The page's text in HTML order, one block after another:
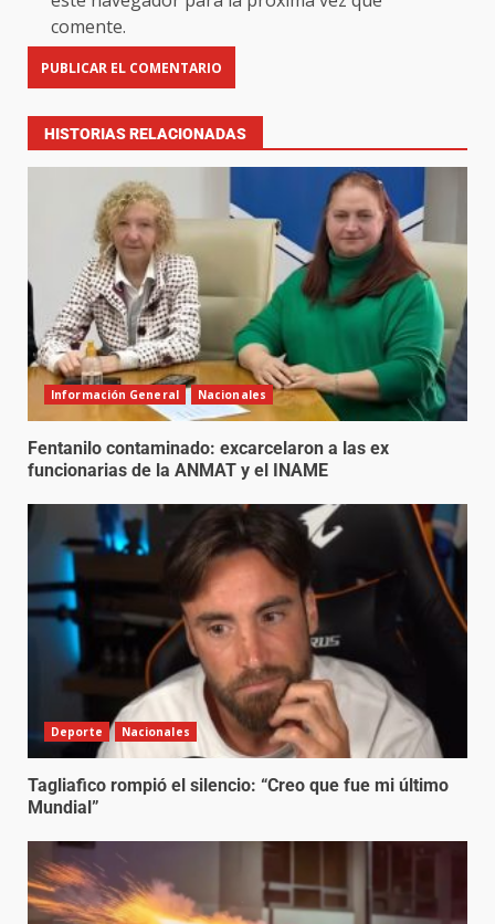
comente.
HISTORIAS RELACIONADAS
Información General Nacionales
Fentanilo contaminado: excarcelaron a las ex
funcionarias de la ANMAT y el INAME
Deporte Nacionales
Tagliafico rompió el silencio: “Creo que fue mi último
Mundial”